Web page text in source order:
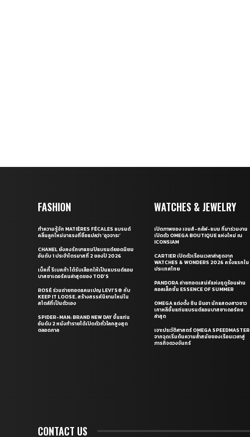
FASHION
ทำความรู้จัก MATIÈRES FÉCALES แบรนด์
คลื่นลูกใหม่มาแรงที่ชื่อแปลว่า ‘อุจจาระ’
CHANEL ยังคงรักษาแชมป์แบรนด์ยอดนิยม
อันดับ 1 ประจำไตรมาสที่ 2 ของปี 2026
เบ็คกี้ รีเบคก้า ได้รับเลือกให้เป็นแบรนด์แอม
บาสซาเดอร์คนล่าสุดของ TOD’S
ROSÉ ร่วมถ่ายทอดแคมเปญ LEVI’S® กับ
KEEP IT LOOSE. สร้างสรรค์นิยามใหม่ใน
สไตล์ที่เป็นตัวเอง
SPIDER-MAN: BRAND NEW DAY ขึ้นแท่น
อันดับ 2 หนังทำรายได้เปิดตัวทั่วโลกสูงสุด
ตลอดกาล
WATCHES & JEWELRY
เปิดภาพของ เจมส์-กลัฟ-แบม ที่มาร่วมงาน
เปิดตัว OMEGA BOUTIQUE แห่งใหม่ ณ
ICONSIAM
CARTIER เปิดตัวเรือนเวลาล่าสุดจาก
WATCHES & WONDERS 2026 ครั้งแรกใน
ประเทศไทย
PANDORA ถ่ายทอดเสน่ห์แห่งฤดูร้อนผ่าน
คอลเล็กชั่น ESSENCE OF SUMMER
OMEGA แต่งตั้ง ชิน มินอา นักแสดงสาวชาว
เกาหลีขึ้นแท่นแบรนด์แอมบาสซาเดอร์คน
ล่าสุด
เจาะประวัติศาสตร์ OMEGA SPEEDMASTER
จากจุดเริ่มต้นความล้ำสมัยของเรือนเวลาสู่
ภารกิจดวงจันทร์
CONTACT US